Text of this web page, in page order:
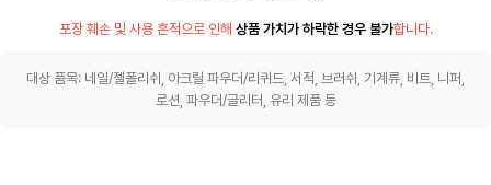
포장 훼손 및 사용 흔적으로 인해 상품 가치가 하락한 경우 불가합니다.
대상 품목: 네일/젤폴리쉬, 아크릴 파우더/리퀴드, 서적, 브러쉬, 기계류, 비트, 니퍼,
로션, 파우더/글리터, 유리 제품 등